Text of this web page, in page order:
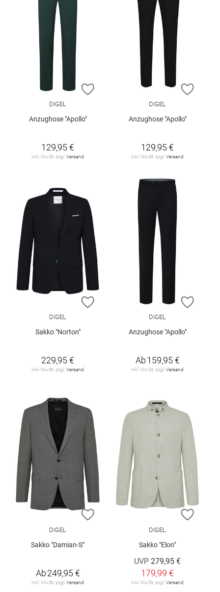
ZUR WUNSCHLISTE HINZUFÜGEN
DIGEL
Anzughose "Apollo"
129,95 €
inkl. MwSt. zzgl. Versand
ZUR
DIGEL
Anzughose "Apollo"
129,95 €
inkl. MwSt. zzgl. Versand
ZUR WUNSCHLISTE HINZUFÜGEN
DIGEL
Sakko "Norton"
229,95 €
inkl. MwSt. zzgl. Versand
ZUR
DIGEL
Anzughose "Apollo"
Ab159,95 €
inkl. MwSt. zzgl. Versand
ZUR WUNSCHLISTE HINZUFÜGEN
DIGEL
Sakko "Damian-S"
Ab249,95 €
inkl. MwSt. zzgl. Versand
ZUR
DIGEL
Sakko "Elon"
UVP 279,95 €
179,99 €
inkl. MwSt. zzgl. Versand